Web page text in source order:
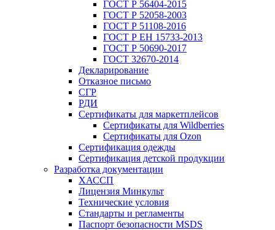
ГОСТ Р 56404-2015
ГОСТ Р 52058-2003
ГОСТ Р 51108-2016
ГОСТ Р ЕН 15733-2013
ГОСТ Р 50690-2017
ГОСТ 32670-2014
Декларирование
Отказное письмо
СГР
РДИ
Сертификаты для маркетплейсов
Сертификаты для Wildberries
Сертификаты для Ozon
Сертификация одежды
Сертификация детской продукции
Разработка документации
ХАССП
Лицензия Минкульт
Технические условия
Стандарты и регламенты
Паспорт безопасности MSDS